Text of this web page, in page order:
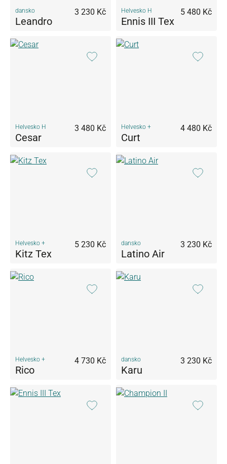
dansko
Leandro
3 230 Kč Helvesko H
Ennis III Tex
5 480 Kč
Helvesko H
Cesar
3 480 Kč Helvesko +
Curt
4 480 Kč
Helvesko +
Kitz Tex
5 230 Kč dansko
Latino Air
3 230 Kč
Helvesko +
Rico
4 730 Kč dansko
Karu
3 230 Kč